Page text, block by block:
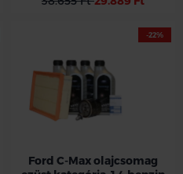
-22%
Ford C-Max olajcsomag